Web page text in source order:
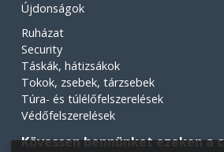
Újdonságok
Ruházat
Security
Táskák, hátizsákok
Tokok, zsebek, tárzsebek
Túra- és túlélőfelszerelések
Védőfelszerelések
Kövessen bennünket ezeken a